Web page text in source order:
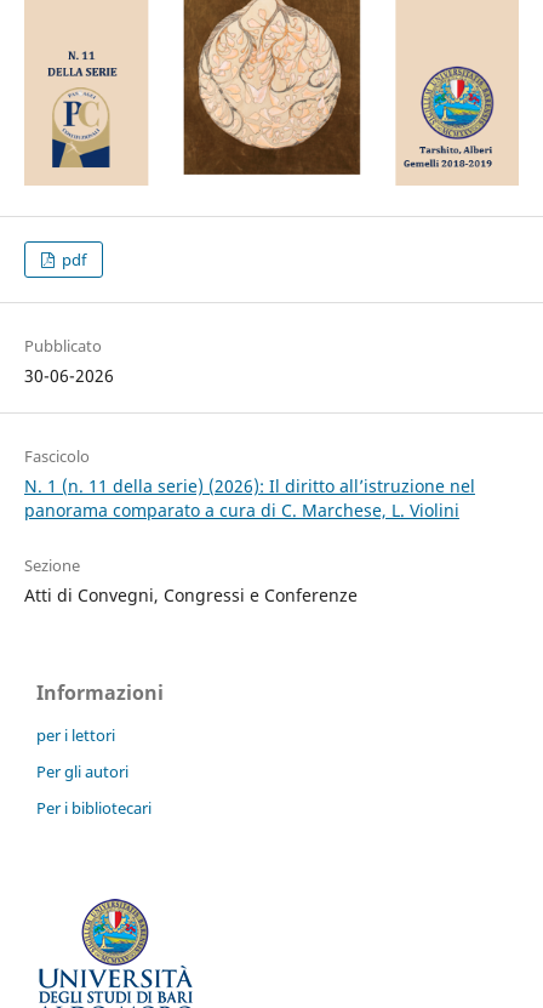
pdf
Pubblicato
30-06-2026
Fascicolo
N. 1 (n. 11 della serie) (2026): Il diritto all’istruzione nel
panorama comparato a cura di C. Marchese, L. Violini
Sezione
Atti di Convegni, Congressi e Conferenze
Informazioni
per i lettori
Per gli autori
Per i bibliotecari